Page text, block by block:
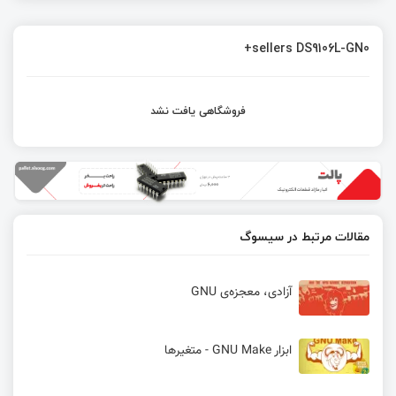
sellers DS9106L-GN0+
فروشگاهی یافت نشد
مقالات مرتبط در سیسوگ
آزادی، معجزه‌ی GNU
ابزار GNU Make - متغیرها